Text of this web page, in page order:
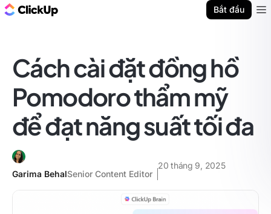
Bắt đầu
Cách cài đặt đồng hồ
Pomodoro thẩm mỹ
để đạt năng suất tối đa
Garima BehalSenior Content Editor
20 tháng 9, 2025